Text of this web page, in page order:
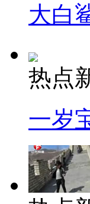
大白
热点
一岁